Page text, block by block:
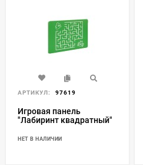
АРТИКУЛ: 97619
Игровая панель
"Лабиринт квадратный"
НЕТ В НАЛИЧИИ